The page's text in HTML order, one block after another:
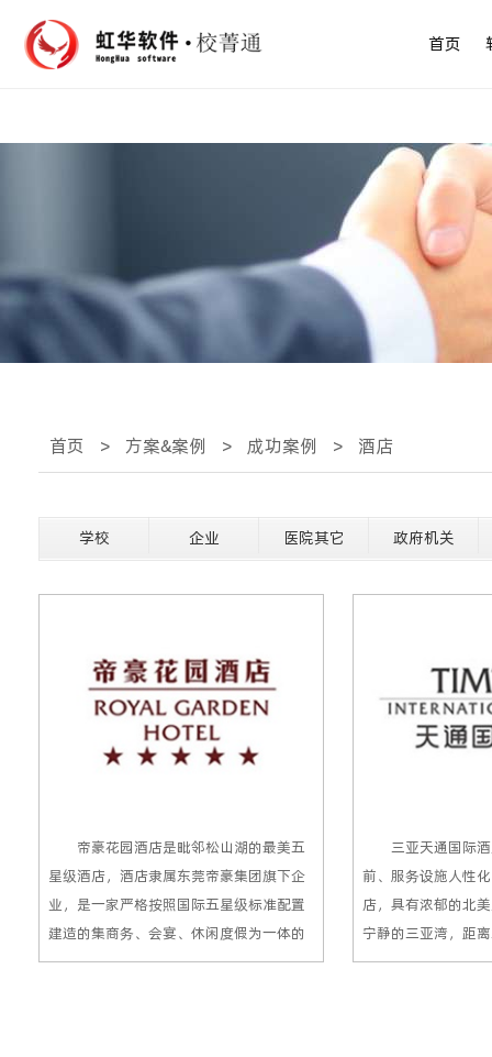
首页
首页 > 方案&案例 > 成功案例 > 酒店
学校 企业 医院其它 政府机关
帝豪花园酒店是毗邻松山湖的最美五
星级酒店，酒店隶属东莞帝豪集团旗下企
业，是一家严格按照国际五星级标准配置
建造的集商务、会宴、休闲度假为一体的
特色酒店。酒店的布局遵循“回归自然，
三亚天通国际酒
前、服务设施人性
店，具有浓郁的北
宁静的三亚湾，距
钟车程。358间套豪